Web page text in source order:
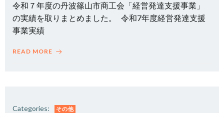
令和７年度の丹波篠山市商工会「経営発達支援事業」
の実績を取りまとめました。 令和7年度経営発達支援
事業実績
READ MORE
Categories: その他